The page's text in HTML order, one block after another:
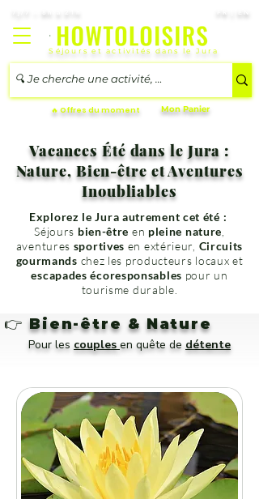
FR | EN
Séjours et activités dans le Jura
Mon Panier
🔥 Offres du moment
Vacances Été dans le Jura :
Nature, Bien-être et Aventures
Inoubliables
Explorez le Jura autrement cet été :
Séjours bien-être en pleine nature
aventures sportives en extérieur, Circuits
gourmands chez les producteurs locaux et
escapades écoresponsables pour un
tourisme durable.
👉Bien-être & Nature
Pour les couples en quête de détente